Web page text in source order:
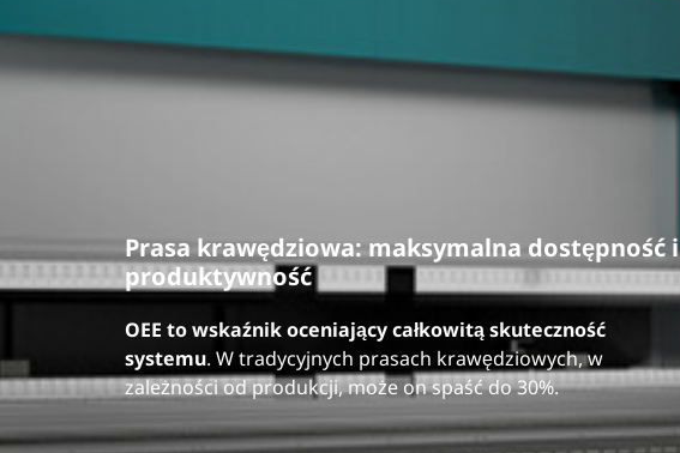
Prasa krawędziowa: maksymalna dostępność i
produktywność
OEE to wskaźnik oceniający całkowitą skuteczność
systemu. W tradycyjnych prasach krawędziowych, w
zależności od produkcji, może on spaść do 30%.